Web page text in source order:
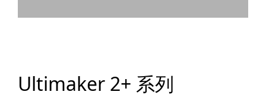
Ultimaker 2+ 系列